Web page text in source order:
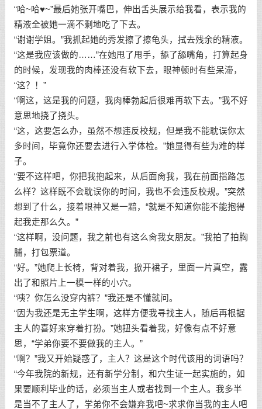
“哈~哈♥~”最后她张开嘴巴，伸出舌头展示给我看，表示我的
精液全被她一滴不剩地吃了下去。
“谢谢学姐。”我抓起她的秀发擦了擦龟头，拭去残余的精液。
“这是我应该做的……”在她甩了甩手，舔了舔嘴角，打算起身
的时候，发现我的肉棒还没有软下去，眼神顿时有些呆滞，
“这？！”
“啊这，这是我的问题，我肉棒勃起后很难再软下去。”我不好
意思地挠了挠头。
“这，这要怎么办，虽然不想违反校规，但是我不能耽误你太
多时间，毕竟你还要去进行入学体检。”她显得有些为难的样
子。
“要不这样吧，你把我抱起来，从后面肏我，我在前面指路怎
么样？这样既不会耽误你的时间，我也不会违反校规。”突然
想到了什么，接着眼神又是一黯，“就是不知道你能不能抱得
起我走那么久。”
“这样啊，没问题，我之前也有这么肏我女朋友。”我拍了拍胸
脯，打包票道。
“好。”她爬上长椅，背对着我，掀开裙子，里面一片真空，露
出了和照片上一模一样的小穴。
“咦？你怎么没穿内裤？”我还是不懂就问。
“因为我还是无主学生啊，这样方便我寻找主人，随后再根据
主人的喜好来穿着打扮。”她扭头看着我，好像有点不好意
思，“学弟你要不要做我的主人。”
“啊？”我又开始疑惑了，主人？这是这个时代该用的词语吗？
“今年我院的新规，还有新学分制，和穴生证一起实施的，如
果要顺利毕业的话，必须当主人或者找到一个主人。我多半
是当不了主人了，学弟你不会嫌弃我吧~求求你当我的主人吧